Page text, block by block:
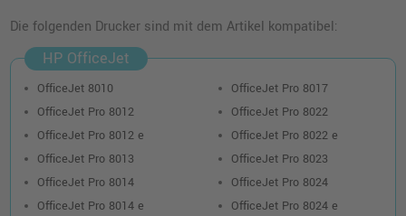
Magenta
8,98 € shopping_cart
HP 912XL Druckerpatrone (3YL81AE) ·
o. MwSt.
22,99 €
inkl. MwSt.
Die folgenden Drucker sind mit dem Artikel kompatibel:
HP OfficeJet
OfficeJet 8010
OfficeJet Pro 8012
OfficeJet Pro 8012 e
OfficeJet Pro 8013
OfficeJet Pro 8014
OfficeJet Pro 8014 e
OfficeJet Pro 8017
OfficeJet Pro 8022
OfficeJet Pro 8022 e
OfficeJet Pro 8023
OfficeJet Pro 8024
OfficeJet Pro 8024 e